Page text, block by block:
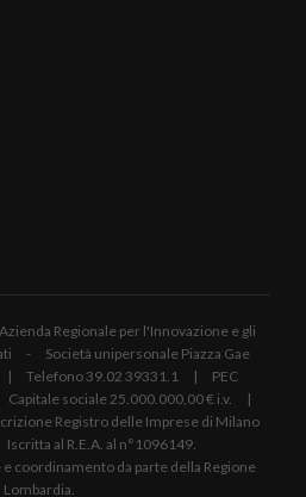
Regionale per l'Innovazione e gli
- Società unipersonale Piazza Gae
| Telefono 39.02 39331.1 | PEC
sociale 25.000.000,00 € i.v. |
Registro delle Imprese di Milano
al R.E.A. al n°1096149.
coordinamento da parte della Regione
Lombardia.